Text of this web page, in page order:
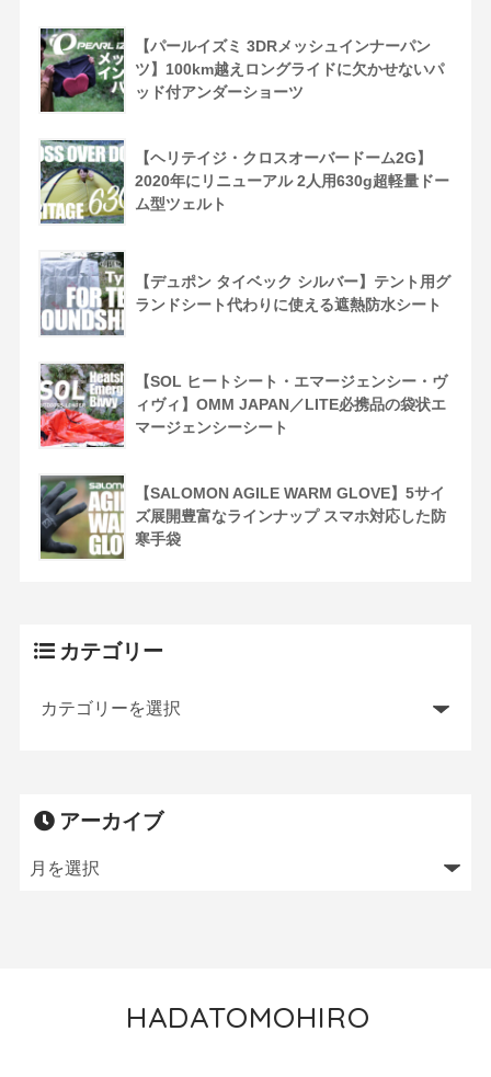
【パールイズミ 3DRメッシュインナーパン
ツ】100km越えロングライドに欠かせないパ
ッド付アンダーショーツ
【ヘリテイジ・クロスオーバードーム2G】
2020年にリニューアル 2人用630g超軽量ドー
ム型ツェルト
【デュポン タイベック シルバー】テント用グ
ランドシート代わりに使える遮熱防水シート
【SOL ヒートシート・エマージェンシー・ヴ
ィヴィ】OMM JAPAN／LITE必携品の袋状エ
マージェンシーシート
【SALOMON AGILE WARM GLOVE】5サイ
ズ展開豊富なラインナップ スマホ対応した防
寒手袋
カテゴリー
アーカイブ
HADATOMOHIRO